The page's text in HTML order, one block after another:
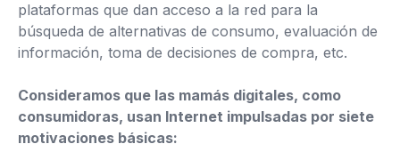
plataformas que dan acceso a la red para la
búsqueda de alternativas de consumo, evaluación de
información, toma de decisiones de compra, etc.
Consideramos que las mamás digitales, como
consumidoras, usan Internet impulsadas por siete
motivaciones básicas: